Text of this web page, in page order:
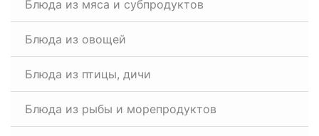
Блюда из мяса и субпродуктов
Блюда из овощей
Блюда из птицы, дичи
Блюда из рыбы и морепродуктов